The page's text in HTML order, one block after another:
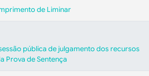
de Liminar
pública de julgamento dos recursos
Prova de Sentença